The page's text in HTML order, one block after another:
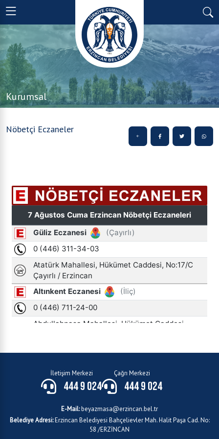
Kurumsal
Nöbetçi Eczaneler
İletişim Merkezi
444 9 024
Çağrı Merkezi
444 9 024
E-Mail:beyazmasa@erzincan.bel.tr
Belediye Adresi:Erzincan Belediyesi Bahçelievler Mah. Halit Paşa Cad. No:
58 /ERZİNCAN